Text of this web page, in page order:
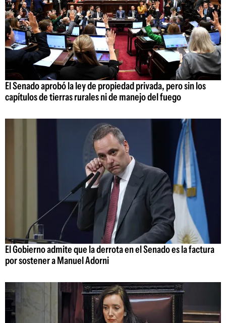
El Senado aprobó la ley de propiedad privada, pero sin los
capítulos de tierras rurales ni de manejo del fuego
El Gobierno admite que la derrota en el Senado es la factura
por sostener a Manuel Adorni